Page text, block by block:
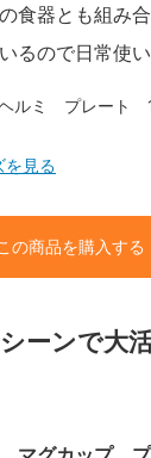
食器とも組み
るので日常使い
を見る
の商品を購入する
ーンで大